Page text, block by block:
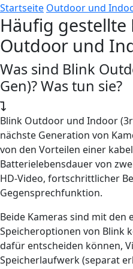
Startseite Outdoor und
Häufig gestellte
Outdoor und
Was sind Blink
Gen)? Was tun sie?
Blink Outdoor und Indoor
nächste Generation von
von den Vorteilen einer
Batterielebensdauer von
HD-Video, fortschrittlicher
Gegensprechfunktion.
Beide Kameras sind mit den
Speicheroptionen von Blink
dafür entscheiden können,
Speicherlaufwerk (separat